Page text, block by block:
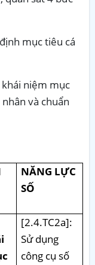
mục tiêu cá
khái niệm mục
và chuẩn
NĂNG LỰC
SỐ
[2.4.TC2a]:
Sử dụng
công cụ số